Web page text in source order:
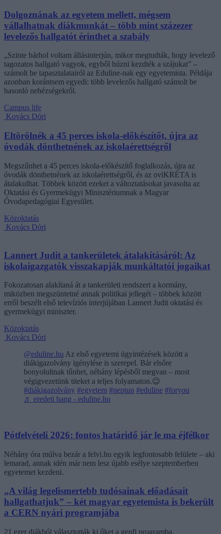
Dolgoznának az egyetem mellett, mégsem
vállalhatnak diákmunkát – több mint százezer
levelezős hallgatót érinthet a szabály
„Szinte bárhol voltam állásinterjún, mikor megtudták, hogy levelező
tagozatos hallgató vagyok, egyből húzni kezdték a szájukat” –
számolt be tapasztalatairól az Eduline-nak egy egyetemista. Példája
azonban korántsem egyedi: több levelezős hallgató számolt be
hasonló nehézségekről.
Campus life
Kovács Dóri
Eltörölnék a 45 perces iskola-előkészítőt, újra az
óvodák dönthetnének az iskolaérettségről
Megszűnhet a 45 perces iskola-előkészítő foglalkozás, újra az
óvodák dönthetnének az iskolaérettségről, és az oviKRÉTA is
átalakulhat. Többek között ezeket a változtatásokat javasolta az
Oktatási és Gyermekügyi Minisztériumnak a Magyar
Óvodapedagógiai Egyesület.
Közoktatás
Kovács Dóri
Lannert Judit a tankerületek átalakításáról: Az
iskolaigazgatók visszakapják munkáltatói jogaikat
Fokozatosan alakítaná át a tankerületi rendszert a kormány,
miközben megszüntetné annak politikai jellegét – többek között
erről beszélt első televíziós interjújában Lannert Judit oktatási és
gyermekügyi miniszter.
Közoktatás
Kovács Dóri
@eduline.hu Az első egyetemi ügyintézések között a
diákigazolvány igénylése is szerepel. Bár elsőre
bonyolultnak tűnhet, néhány lépésből megvan – most
végigvezetünk titeket a teljes folyamaton.😉
#diákigazolvány #egyetem #neptun #eduline #foryou
♬ eredeti hang - eduline.hu
Pótfelvételi 2026: fontos határidő jár le ma éjfélkor
Néhány óra múlva bezár a felvi.hu egyik legfontosabb felülete – aki
lemarad, annak idén már nem lesz újabb esélye szeptemberben
egyetemet kezdeni.
„A világ legelismertebb tudósainak előadásait
hallgathatjuk” – két magyar egyetemista is bekerült
a CERN nyári programjába
21 ezer diákból választották ki őket a genfi programba.